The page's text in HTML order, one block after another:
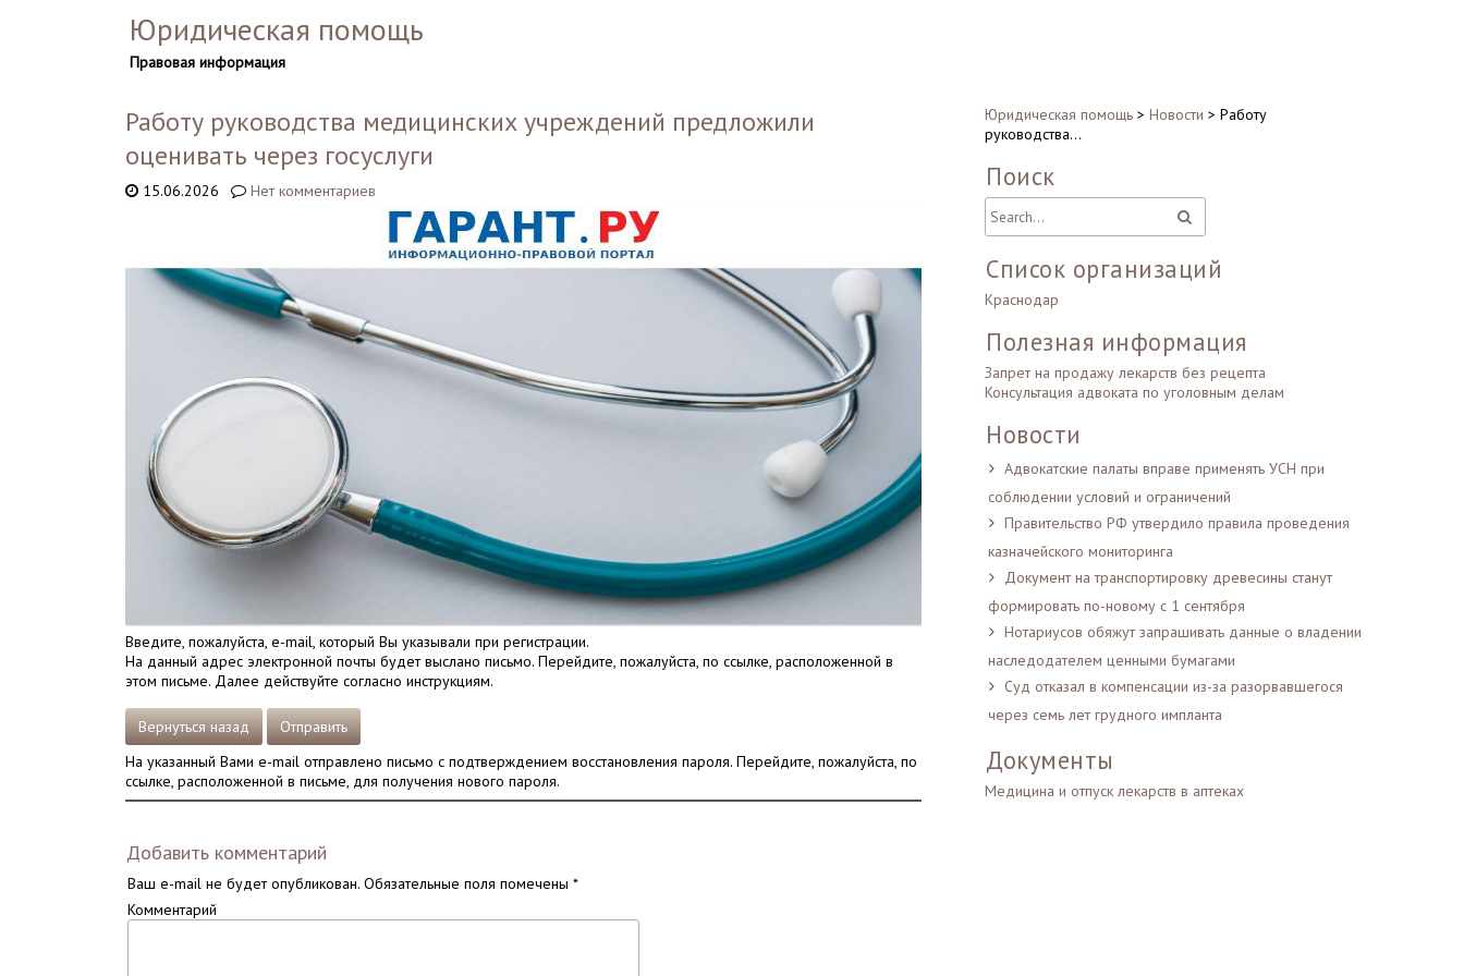
Юридическая помощь
Правовая информация
Работу руководства медицинских учреждений предложили
оценивать через госуслуги
15.06.2026 Нет комментариев
Введите, пожалуйста, e-mail, который Вы указывали при регистрации.
На данный адрес электронной почты будет выслано письмо. Перейдите, пожалуйста, по ссылке, расположенной в
этом письме. Далее действуйте согласно инструкциям.
Вернуться назад
Отправить
На указанный Вами e-mail отправлено письмо с подтверждением восстановления пароля. Перейдите, пожалуйста, по
ссылке, расположенной в письме, для получения нового пароля.
Добавить комментарий
Ваш e-mail не будет опубликован. Обязательные поля помечены*
Комментарий
Юридическая помощь > Новости > Работу
руководства…
Поиск
Список организаций
Краснодар
Полезная информация
Запрет на продажу лекарств без рецепта
Консультация адвоката по уголовным делам
Новости
Адвокатские палаты вправе применять УСН при
соблюдении условий и ограничений
Правительство РФ утвердило правила проведения
казначейского мониторинга
Документ на транспортировку древесины станут
формировать по-новому с 1 сентября
Нотариусов обяжут запрашивать данные о владении
наследодателем ценными бумагами
Суд отказал в компенсации из-за разорвавшегося
через семь лет грудного импланта
Документы
Медицина и отпуск лекарств в аптеках